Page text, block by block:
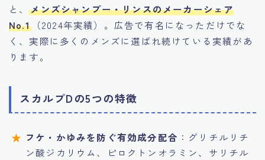
と、メンズシャンプー・リンスのメーカーシェア
No.1（2024年実績）。広告で有名になっただけでな
く、実際に多くのメンズに選ばれ続けている実績があ
ります。
スカルプDの5つの特徴
フケ・かゆみを防ぐ有効成分配合 ：グリチルリチ
ン酸ジカリウム、ピロクトンオラミン、サリチル